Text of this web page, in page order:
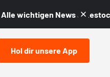
Alle wichtigen News &
Hol dir unsere App